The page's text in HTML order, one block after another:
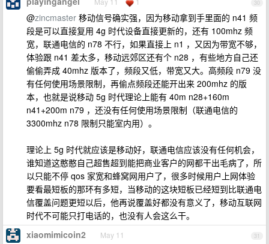
30
@zincmaster 移动信号确实强，因为移动拿到手里面的 n41 频
段是可以直接复用 4g 时代设备直接更新的，还有 100mhz 频
宽，联通电信的 n78 不行，如果直接上 n1 ，又因为带宽不够，
体验跟 n41 差太多，移动远郊区还有个 n28 ，有些地方自己还
偷偷弄成 40mhz 版本了，频段又低，带宽又大。高频段 n79 没
有任何使用场景限制，再偷点频段还能开出来 200mhz 的版
本，也就是说移动 5g 时代理论上能有 40m n28+160m
n41+200m n79 ，还没有任何使用场景限制（联通电信的
3300mhz n78 限制只能室内用）。
理论上 5g 时代就应该是移动好，联通电信应该没有任何机会，
谁知道这憨憨自己超售超到能把商业客户的网都干出毛病了，所
以只能不停 qos 家宽和蜂窝网用户了，很多时候用户上网体验
要看最短板的那环有多短，当移动的这块短板已经短到比联通电
信覆盖问题更短以后，他再说覆盖好都没有意义了，移动互联网
时代不可能只打电话的，也没有人会这么干。
31
xiaomimicoin2 May 11